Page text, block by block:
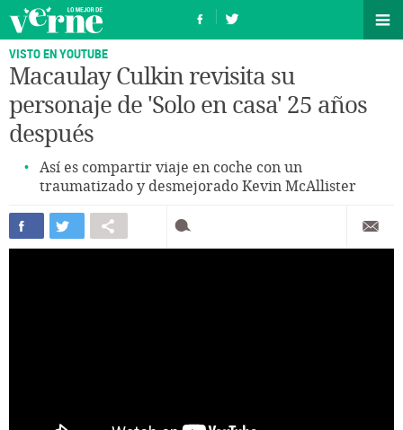
VISTO EN YOUTUBE
Macaulay Culkin revisita su
personaje de 'Solo en casa' 25 años
después
Así es compartir viaje en coche con un
traumatizado y desmejorado Kevin McAllister